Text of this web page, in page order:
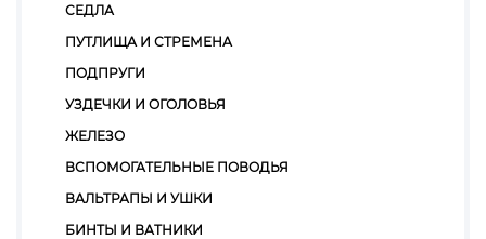
СЕДЛА
ПУТЛИЩА И СТРЕМЕНА
ПОДПРУГИ
УЗДЕЧКИ И ОГОЛОВЬЯ
ЖЕЛЕЗО
ВСПОМОГАТЕЛЬНЫЕ ПОВОДЬЯ
ВАЛЬТРАПЫ И УШКИ
БИНТЫ И ВАТНИКИ